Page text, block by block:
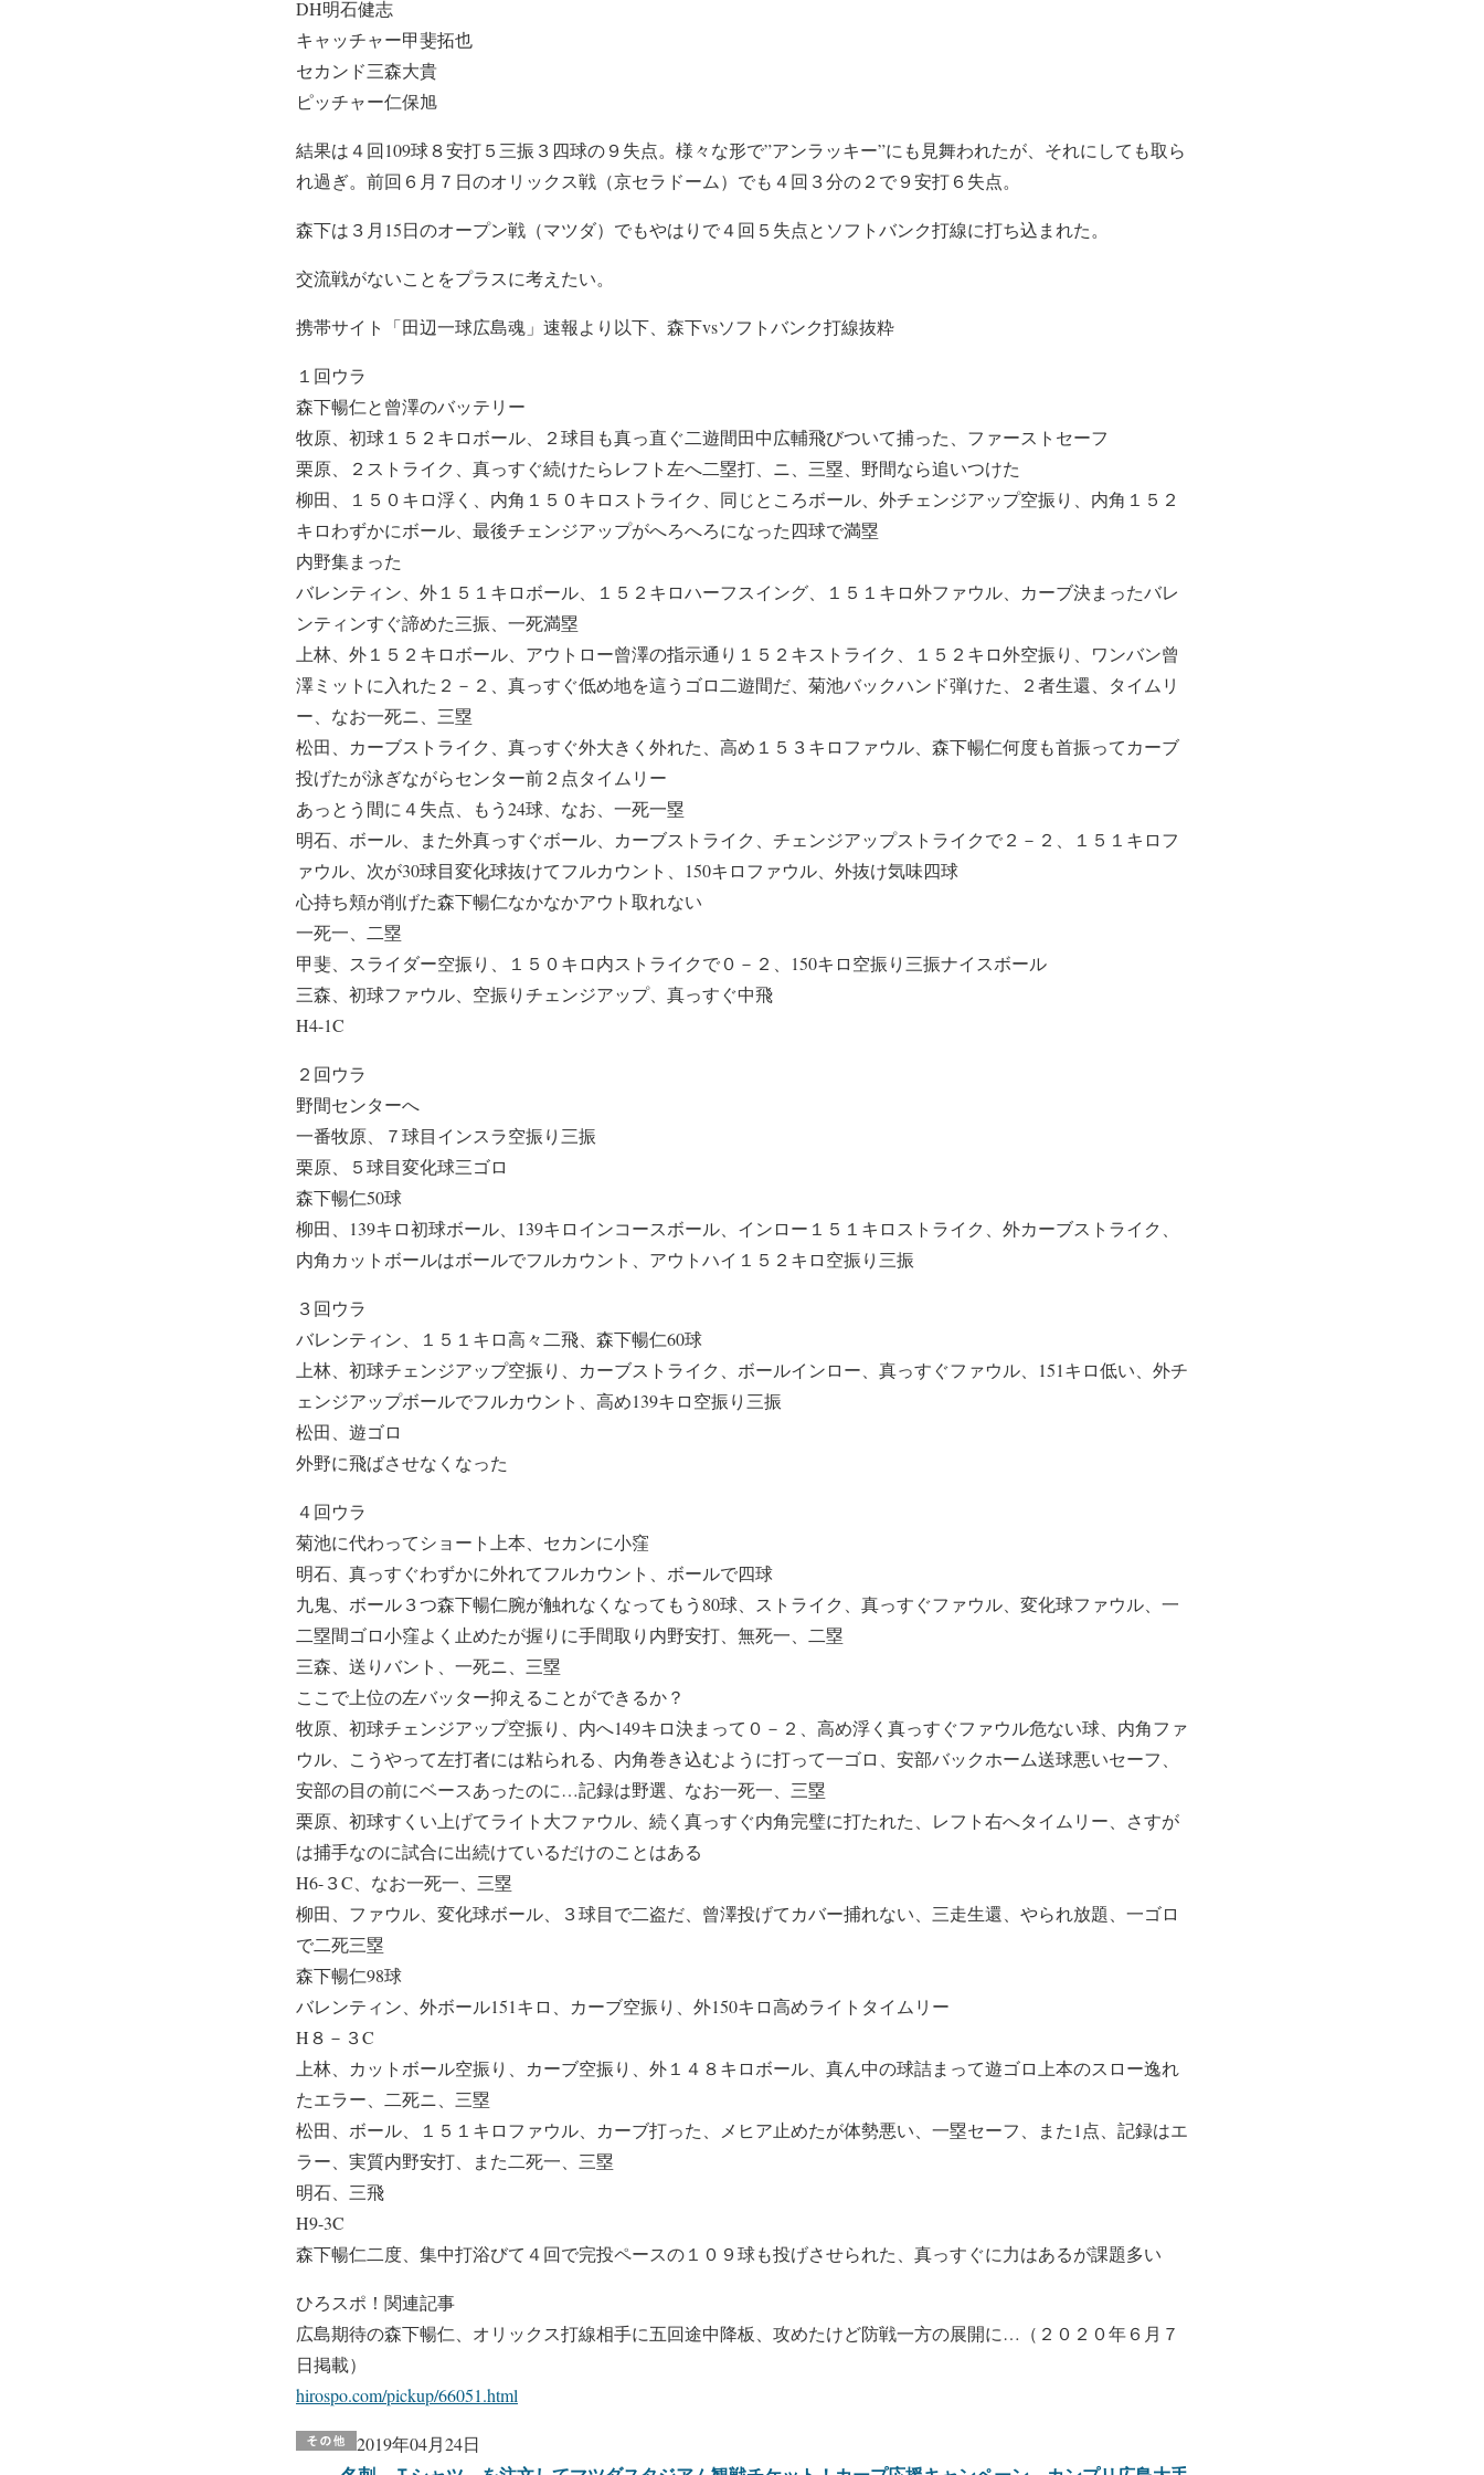
DH明石健志
キャッチャー甲斐拓也
セカンド三森大貴
ピッチャー仁保旭
結果は４回109球８安打５三振３四球の９失点。様々な形で”アンラッキー”にも見舞われたが、それにしても取ら
れ過ぎ。前回６月７日のオリックス戦（京セラドーム）でも４回３分の２で９安打６失点。
森下は３月15日のオープン戦（マツダ）でもやはりで４回５失点とソフトバンク打線に打ち込まれた。
交流戦がないことをプラスに考えたい。
携帯サイト「田辺一球広島魂」速報より以下、森下vsソフトバンク打線抜粋
１回ウラ
森下暢仁と曾澤のバッテリー
牧原、初球１５２キロボール、２球目も真っ直ぐ二遊間田中広輔飛びついて捕った、ファーストセーフ
栗原、２ストライク、真っすぐ続けたらレフト左へ二塁打、ニ、三塁、野間なら追いつけた
柳田、１５０キロ浮く、内角１５０キロストライク、同じところボール、外チェンジアップ空振り、内角１５２
キロわずかにボール、最後チェンジアップがへろへろになった四球で満塁
内野集まった
バレンティン、外１５１キロボール、１５２キロハーフスイング、１５１キロ外ファウル、カーブ決まったバレ
ンティンすぐ諦めた三振、一死満塁
上林、外１５２キロボール、アウトロー曾澤の指示通り１５２キストライク、１５２キロ外空振り、ワンバン曾
澤ミットに入れた２－２、真っすぐ低め地を這うゴロ二遊間だ、菊池バックハンド弾けた、２者生還、タイムリ
ー、なお一死ニ、三塁
松田、カーブストライク、真っすぐ外大きく外れた、高め１５３キロファウル、森下暢仁何度も首振ってカーブ
投げたが泳ぎながらセンター前２点タイムリー
あっとう間に４失点、もう24球、なお、一死一塁
明石、ボール、また外真っすぐボール、カーブストライク、チェンジアップストライクで２－２、１５１キロフ
ァウル、次が30球目変化球抜けてフルカウント、150キロファウル、外抜け気味四球
心持ち頬が削げた森下暢仁なかなかアウト取れない
一死一、二塁
甲斐、スライダー空振り、１５０キロ内ストライクで０－２、150キロ空振り三振ナイスボール
三森、初球ファウル、空振りチェンジアップ、真っすぐ中飛
H4-1C
２回ウラ
野間センターへ
一番牧原、７球目インスラ空振り三振
栗原、５球目変化球三ゴロ
森下暢仁50球
柳田、139キロ初球ボール、139キロインコースボール、インロー１５１キロストライク、外カーブストライク、
内角カットボールはボールでフルカウント、アウトハイ１５２キロ空振り三振
３回ウラ
バレンティン、１５１キロ高々二飛、森下暢仁60球
上林、初球チェンジアップ空振り、カーブストライク、ボールインロー、真っすぐファウル、151キロ低い、外チ
ェンジアップボールでフルカウント、高め139キロ空振り三振
松田、遊ゴロ
外野に飛ばさせなくなった
４回ウラ
菊池に代わってショート上本、セカンに小窪
明石、真っすぐわずかに外れてフルカウント、ボールで四球
九鬼、ボール３つ森下暢仁腕が触れなくなってもう80球、ストライク、真っすぐファウル、変化球ファウル、一
二塁間ゴロ小窪よく止めたが握りに手間取り内野安打、無死一、二塁
三森、送りバント、一死ニ、三塁
ここで上位の左バッター抑えることができるか？
牧原、初球チェンジアップ空振り、内へ149キロ決まって０－２、高め浮く真っすぐファウル危ない球、内角ファ
ウル、こうやって左打者には粘られる、内角巻き込むように打って一ゴロ、安部バックホーム送球悪いセーフ、
安部の目の前にベースあったのに…記録は野選、なお一死一、三塁
栗原、初球すくい上げてライト大ファウル、続く真っすぐ内角完璧に打たれた、レフト右へタイムリー、さすが
は捕手なのに試合に出続けているだけのことはある
H6-３C、なお一死一、三塁
柳田、ファウル、変化球ボール、３球目で二盗だ、曾澤投げてカバー捕れない、三走生還、やられ放題、一ゴロ
で二死三塁
森下暢仁98球
バレンティン、外ボール151キロ、カーブ空振り、外150キロ高めライトタイムリー
H８－３C
上林、カットボール空振り、カーブ空振り、外１４８キロボール、真ん中の球詰まって遊ゴロ上本のスロー逸れ
たエラー、二死ニ、三塁
松田、ボール、１５１キロファウル、カーブ打った、メヒア止めたが体勢悪い、一塁セーフ、また1点、記録はエ
ラー、実質内野安打、また二死一、三塁
明石、三飛
H9-3C
森下暢仁二度、集中打浴びて４回で完投ペースの１０９球も投げさせられた、真っすぐに力はあるが課題多い
ひろスポ！関連記事
広島期待の森下暢仁、オリックス打線相手に五回途中降板、攻めたけど防戦一方の展開に…（２０２０年６月７
日掲載）
hirospo.com/pickup/66051.html
2019年04月24日